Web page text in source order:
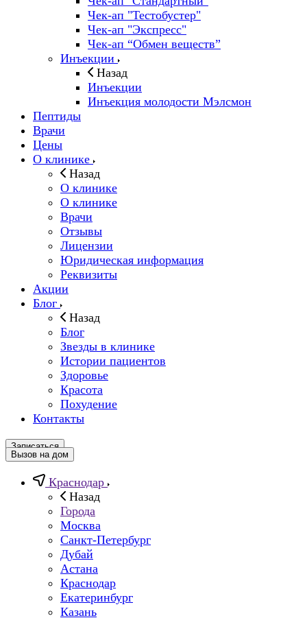
Чек-ап "Тестобустер"
Чек-ап "Экспресс"
Чек-ап “Обмен веществ”
Инъекции
Назад
Инъекции
Инъекция молодости Мэлсмон
Пептиды
Врачи
Цены
О клинике
Назад
О клинике
О клинике
Врачи
Отзывы
Лицензии
Юридическая информация
Реквизиты
Акции
Блог
Назад
Блог
Звезды в клинике
Истории пациентов
Здоровье
Красота
Похудение
Контакты
Записаться
Вызов на дом
Краснодар
Назад
Города
Москва
Санкт-Петербург
Дубай
Астана
Краснодар
Екатеринбург
Казань